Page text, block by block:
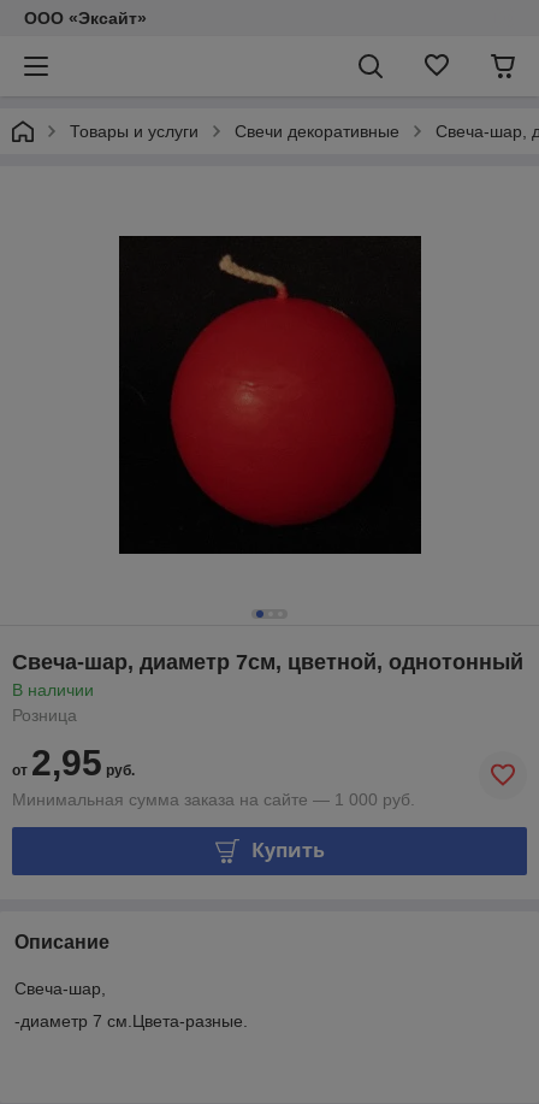
ООО «Эксайт»
Товары и услуги Свечи декоративные Свеча-шар,
Свеча-шар, диаметр 7см, цветной, однотонный
В наличии
Розница
от 2,95 руб.
Минимальная сумма заказа на сайте — 1 000 руб.
Купить
Описание
Свеча-шар,
-диаметр 7 см.Цвета-разные.